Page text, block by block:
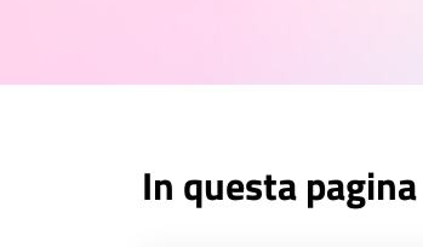
In questa pagina